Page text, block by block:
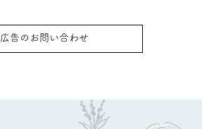
広告のお問い合わせ